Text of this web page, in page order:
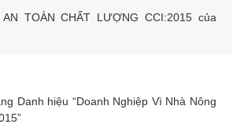
TOÀN CHẤT LƯỢNG CCI:2015 của
Danh hiệu “Doanh Nghiệp Vì Nhà Nông